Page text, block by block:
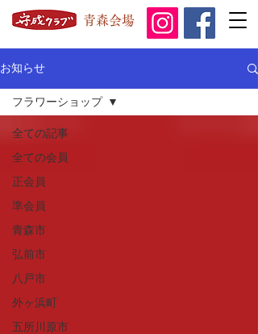
青森会場
お知らせ
全ての記事
全ての会員
正会員
準会員
青森市
弘前市
八戸市
外ヶ浜町
五所川原市
フラワーショップ